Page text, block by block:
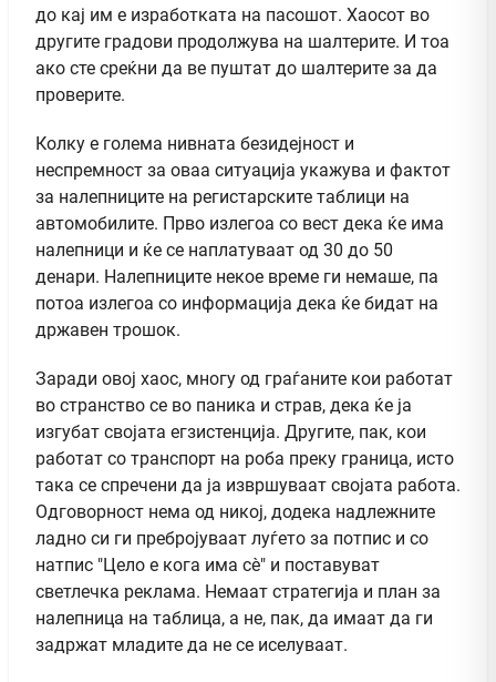
до кај им е изработката на пасошот. Хаосот во
другите градови продолжува на шалтерите. И тоа
ако сте среќни да ве пуштат до шалтерите за да
проверите.
Колку е голема нивната безидејност и
неспремност за оваа ситуација укажува и фактот
за налепниците на регистарските таблици на
автомобилите. Прво излегоа со вест дека ќе има
налепници и ќе се наплатуваат од 30 до 50
денари. Налепниците некое време ги немаше, па
потоа излегоа со информација дека ќе бидат на
државен трошок.
Заради овој хаос, многу од граѓаните кои работат
во странство се во паника и страв, дека ќе ја
изгубат својата егзистенција. Другите, пак, кои
работат со транспорт на роба преку граница, исто
така се спречени да ја извршуваат својата работа.
Одговорност нема од никој, додека надлежните
ладно си ги пребројуваат луѓето за потпис и со
натпис "Цело е кога има сѐ" и поставуват
светлечка реклама. Немаат стратегија и план за
налепница на таблица, а не, пак, да имаат да ги
задржат младите да не се иселуваат.